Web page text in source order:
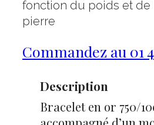
fonction du poids et
pierre
Commandez au 01
Description
Bracelet en or 750/